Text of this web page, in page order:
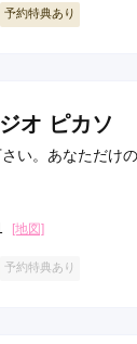
予約特典あり
オ ピカソ
い。あなただけ
[地図]
予約特典あり